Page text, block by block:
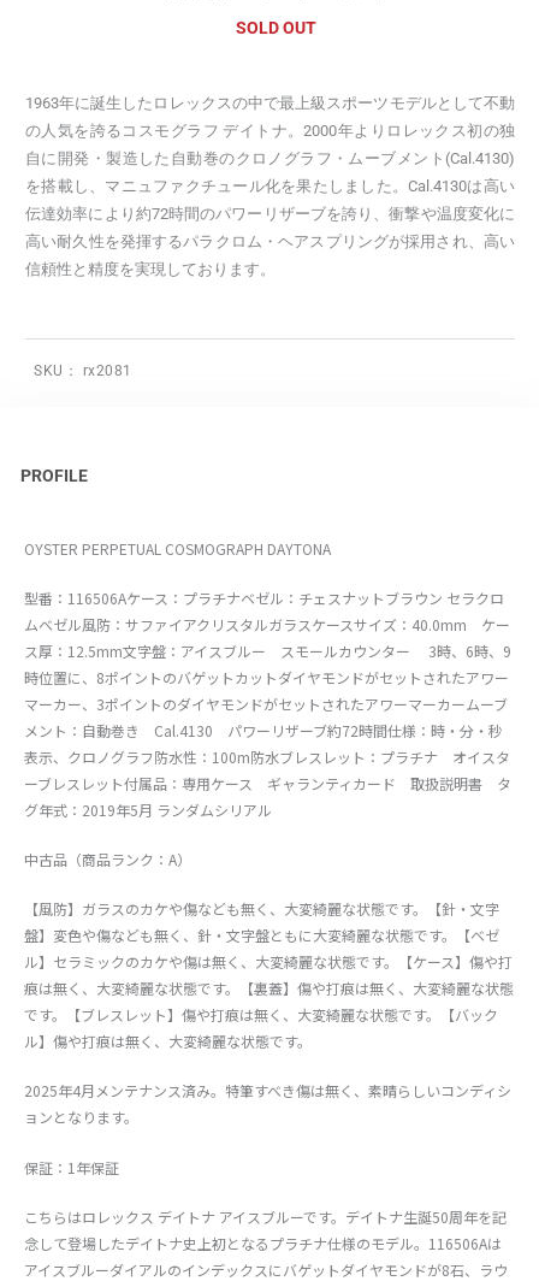
SOLD OUT
1963年に誕生したロレックスの中で最上級スポーツモデルとして不動
の人気を誇るコスモグラフ デイトナ。2000年よりロレックス初の独
自に開発・製造した自動巻のクロノグラフ・ムーブメント(Cal.4130)
を搭載し、マニュファクチュール化を果たしました。Cal.4130は高い
伝達効率により約72時間のパワーリザーブを誇り、衝撃や温度変化に
高い耐久性を発揮するパラクロム・ヘアスプリングが採用され、高い
信頼性と精度を実現しております。
SKU： rx2081
PROFILE
OYSTER PERPETUAL COSMOGRAPH DAYTONA
型番：116506Aケース：プラチナベゼル：チェスナットブラウン セラクロ
ムベゼル風防：サファイアクリスタルガラスケースサイズ：40.0mm ケー
ス厚：12.5mm文字盤：アイスブルー スモールカウンター 3時、6時、9
時位置に、8ポイントのバゲットカットダイヤモンドがセットされたアワー
マーカー、3ポイントのダイヤモンドがセットされたアワーマーカームーブ
メント：自動巻き Cal.4130 パワーリザーブ約72時間仕様：時・分・秒
表示、クロノグラフ防水性：100m防水ブレスレット：プラチナ オイスタ
ーブレスレット付属品：専用ケース ギャランティカード 取扱説明書 タ
グ年式：2019年5月 ランダムシリアル
中古品（商品ランク：A）
【風防】ガラスのカケや傷なども無く、大変綺麗な状態です。【針・文字
盤】変色や傷なども無く、針・文字盤ともに大変綺麗な状態です。【ベゼ
ル】セラミックのカケや傷は無く、大変綺麗な状態です。【ケース】傷や打
痕は無く、大変綺麗な状態です。【裏蓋】傷や打痕は無く、大変綺麗な状態
です。【ブレスレット】傷や打痕は無く、大変綺麗な状態です。【バック
ル】傷や打痕は無く、大変綺麗な状態です。
2025年4月メンテナンス済み。特筆すべき傷は無く、素晴らしいコンディシ
ョンとなります。
保証：1年保証
こちらはロレックス デイトナ アイスブルーです。デイトナ生誕50周年を記
念して登場したデイトナ史上初となるプラチナ仕様のモデル。116506Aは
アイスブルーダイアルのインデックスにバゲットダイヤモンドが8石、ラウ